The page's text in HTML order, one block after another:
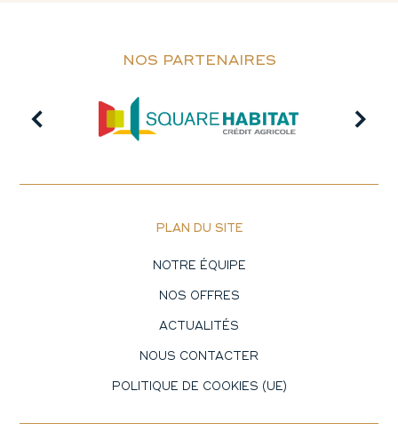
NOS PARTENAIRES
PLAN DU SITE
NOTRE ÉQUIPE
NOS OFFRES
ACTUALITÉS
NOUS CONTACTER
POLITIQUE DE COOKIES (UE)